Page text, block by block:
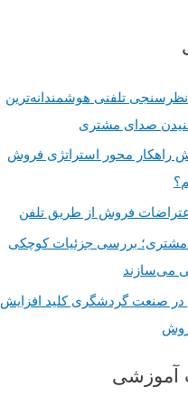
تلفنی هوشمندانه‌ترین
صدای مشتری
راهکار محور استراتژی فروش
فروش از طریق تلفن
بررسی جزئیات کوچکی
می‌سازند
در صنعت گردشگری کلید افزایش
آموزشی